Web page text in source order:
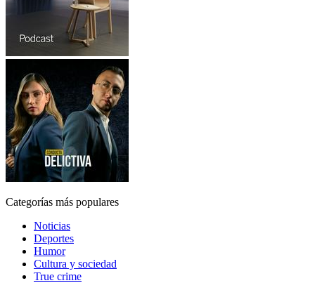
Categorías más populares
Noticias
Deportes
Humor
Cultura y sociedad
True crime